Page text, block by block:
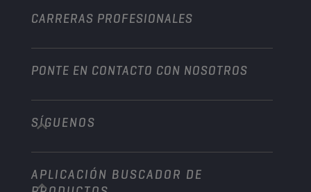
CARRERAS PROFESIONALES
PONTE EN CONTACTO CON NOSOTROS
info@championlubes.com
+32 3 870 00 20
Georges Gilliotstraat, 52 2620 Hemiksem
SÍGUENOS
APLICACIÓN BUSCADOR DE